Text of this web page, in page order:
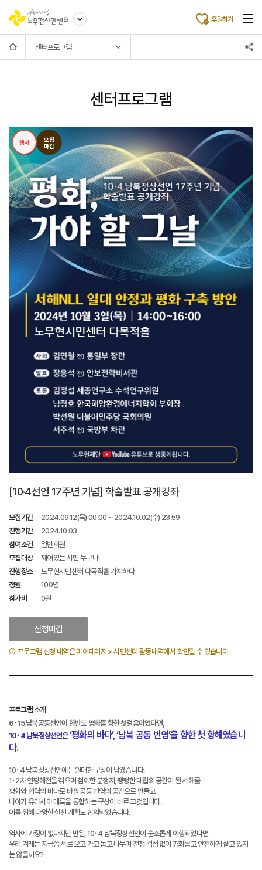
후원하기
센터프로그램
센터프로그램
행사
모집
마감
[10·4선언 17주년 기념] 학술발표 공개강좌
모집기간
2024.09.12(목) 00:00 ~ 2024.10.02(수) 23:59
진행기간
2024.10.03
참여조건
일반회원
모집대상
깨어있는 시민 누구나
진행장소
노무현시민센터 다목적홀 가치하다
정원
100명
참가비
0원
신청마감
프로그램 신청 내역은 마이페이지 > 시민센터 활동내역에서 확인할 수 있습니다.
프로그램 소개
6･15 남북공동선언이 한반도 평화를 향한 첫걸음이었다면,
10･4 남북정상선언은‘평화의 바다’, ‘남북 공동 번영’을 향한 첫 항해였습니
다.
10･4 남북정상선언에는 원대한 구상이 담겼습니다.
1･2차 연평해전을 겪으며 첨예한 분쟁지, 팽팽한 대립의 공간이 된 서해를
평화와 협력의 바다로 바꿔 공동 번영의 공간으로 만들고
나아가 유라시아 대륙을 통합하는 구상이 바로 그것입니다.
이를 위해 다양한 실천 계획도 합의되었습니다.
역사에 가정이 없다지만 만일, 10･4 남북정상선언이 순조롭게 이행되었다면
우리 겨레는 지금쯤 서로 오고 가고 돕고 나누며 전쟁 걱정 없이 평화롭고 안전하게 살고 있지
는 않을까요?